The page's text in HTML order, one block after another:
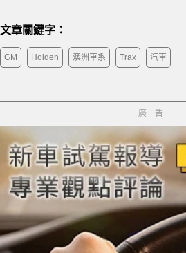
文章關鍵字：
GM Holden 澳洲車系 Trax 汽車
廣告